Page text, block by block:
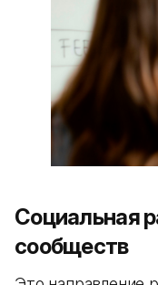
Социальная
сообществ